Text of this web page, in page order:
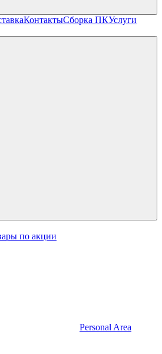
КонтактыСборка ПКУслуги
по акции
Personal Area